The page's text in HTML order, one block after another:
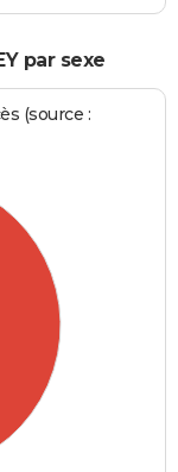
par sexe
(source :